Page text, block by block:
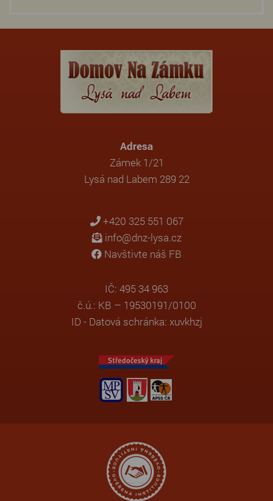
Adresa
Zámek 1/21
Lysá nad Labem 289 22
+420 325 551 067
info@dnz-lysa.cz
Navštivte náš FB
IČ: 495 34 963
č.ú.: KB – 19530191/0100
ID - Datová schránka: xuvkhzj